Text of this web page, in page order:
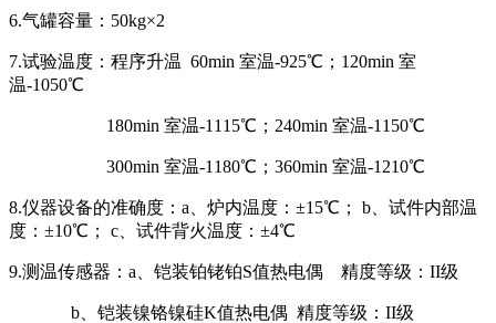
6.气罐容量：50kg×2
7.试验温度：程序升温 60min 室温-925℃；120min 室
温-1050℃
180min 室温-1115℃；240min 室温-1150℃
300min 室温-1180℃；360min 室温-1210℃
8.仪器设备的准确度：a、炉内温度：±15℃； b、试件内部温
度：±10℃； c、试件背火温度：±4℃
9.测温传感器：a、铠装铂铑铂S值热电偶 精度等级：II级
b、铠装镍铬镍硅K值热电偶 精度等级：II级